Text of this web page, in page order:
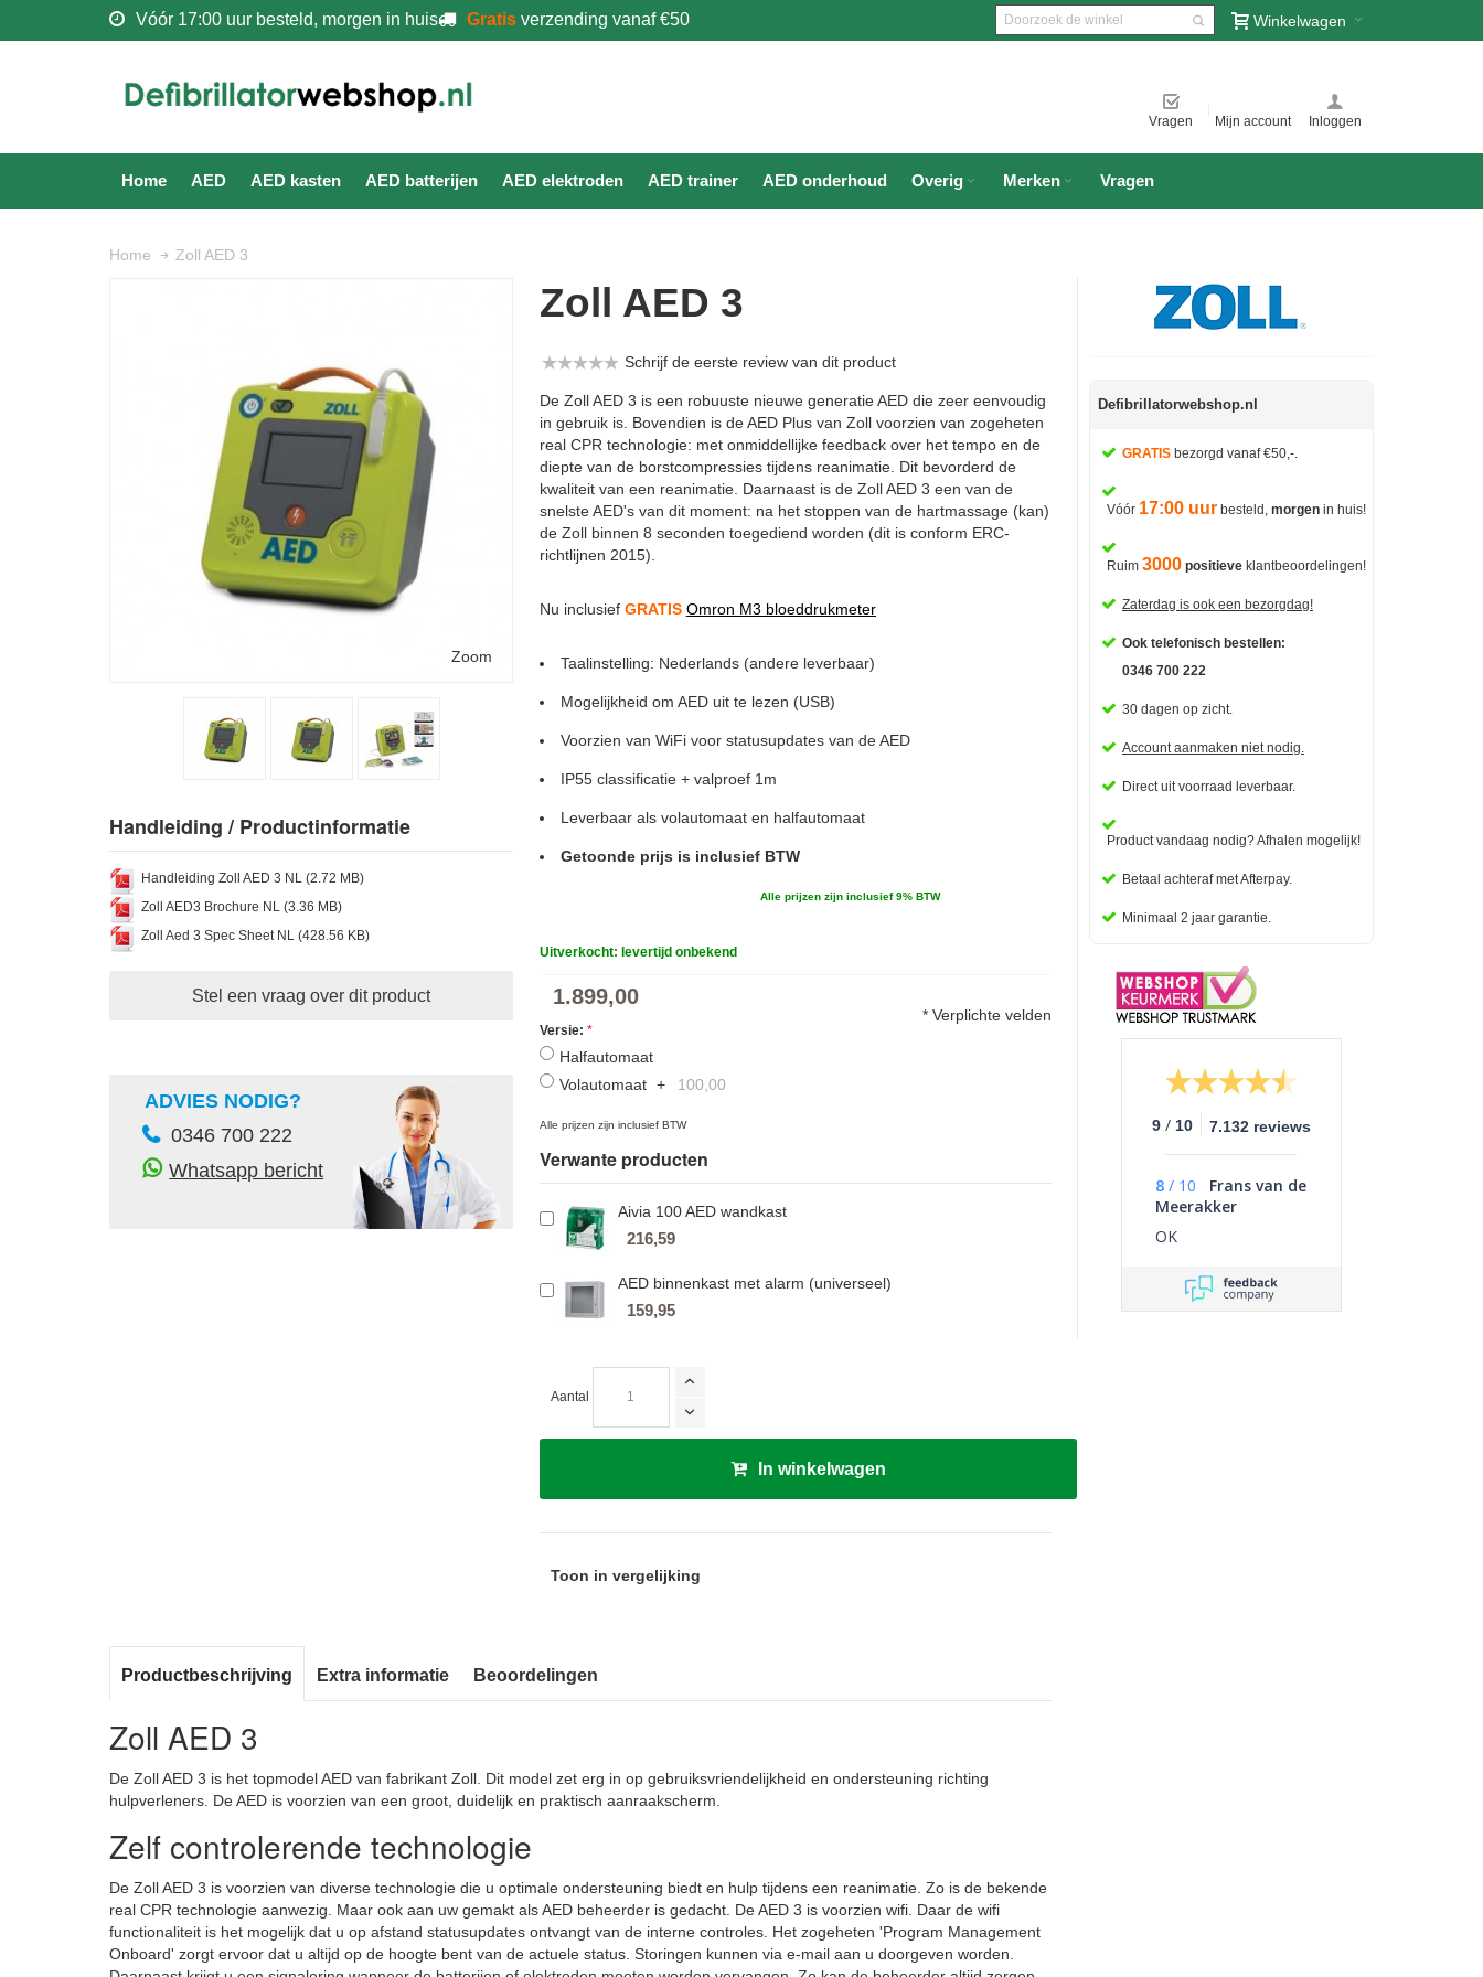
Vóór 17:00 uur besteld, morgen in huis Gratis verzending vanaf €50 Winkelwagen
Vragen Mijn account Inloggen
Home AED AED kasten AED batterijen AED elektroden AED trainer AED onderhoud Overig Merken Vragen
Home Zoll AED 3
Zoom
Handleiding / Productinformatie
Handleiding Zoll AED 3 NL (2.72 MB)
Zoll AED3 Brochure NL (3.36 MB)
Zoll Aed 3 Spec Sheet NL (428.56 KB)
Stel een vraag over dit product
ADVIES NODIG?
0346 700 222
Whatsapp bericht
Zoll AED 3
Schrijf de eerste review van dit product
De Zoll AED 3 is een robuuste nieuwe generatie AED die zeer eenvoudig
in gebruik is. Bovendien is de AED Plus van Zoll voorzien van zogeheten
real CPR technologie: met onmiddellijke feedback over het tempo en de
diepte van de borstcompressies tijdens reanimatie. Dit bevorderd de
kwaliteit van een reanimatie. Daarnaast is de Zoll AED 3 een van de
snelste AED's van dit moment: na het stoppen van de hartmassage (kan)
de Zoll binnen 8 seconden toegediend worden (dit is conform ERC-
richtlijnen 2015).
Nu inclusief GRATIS Omron M3 bloeddrukmeter
Taalinstelling: Nederlands (andere leverbaar)
Mogelijkheid om AED uit te lezen (USB)
Voorzien van WiFi voor statusupdates van de AED
IP55 classificatie + valproef 1m
Leverbaar als volautomaat en halfautomaat
Getoonde prijs is inclusief BTW
Alle prijzen zijn inclusief 9% BTW
Uitverkocht: levertijd onbekend
1.899,00
Versie:
Halfautomaat
Volautomaat + 100,00
* Verplichte velden
Alle prijzen zijn inclusief BTW
Verwante producten
Aivia 100 AED wandkast
216,59
AED binnenkast met alarm (universeel)
159,95
Aantal
In winkelwagen
Toon in vergelijking
Defibrillatorwebshop.nl
GRATISbezorgd vanaf €50,-.
Vóór 17:00 uurbesteld, morgenin huis!
Ruim 3000 positieveklantbeoordelingen!
Zaterdag is ook een bezorgdag!
Ook telefonisch bestellen:
0346 700 222
30 dagen op zicht.
Account aanmaken niet nodig.
Direct uit voorraad leverbaar.
Product vandaag nodig? Afhalen mogelijk!
Betaal achteraf met Afterpay.
Minimaal 2 jaar garantie.
9 / 10 7.132 reviews
8 / 10
Frans van de
Meerakker
OK
Productbeschrijving Extra informatie Beoordelingen
Zoll AED 3
De Zoll AED 3 is het topmodel AED van fabrikant Zoll. Dit model zet erg in op gebruiksvriendelijkheid en ondersteuning richting
hulpverleners. De AED is voorzien van een groot, duidelijk en praktisch aanraakscherm.
Zelf controlerende technologie
De Zoll AED 3 is voorzien van diverse technologie die u optimale ondersteuning biedt en hulp tijdens een reanimatie. Zo is de bekende
real CPR technologie aanwezig. Maar ook aan uw gemakt als AED beheerder is gedacht. De AED 3 is voorzien wifi. Daar de wifi
functionaliteit is het mogelijk dat u op afstand statusupdates ontvangt van de interne controles. Het zogeheten 'Program Management
Onboard' zorgt ervoor dat u altijd op de hoogte bent van de actuele status. Storingen kunnen via e-mail aan u doorgeven worden.